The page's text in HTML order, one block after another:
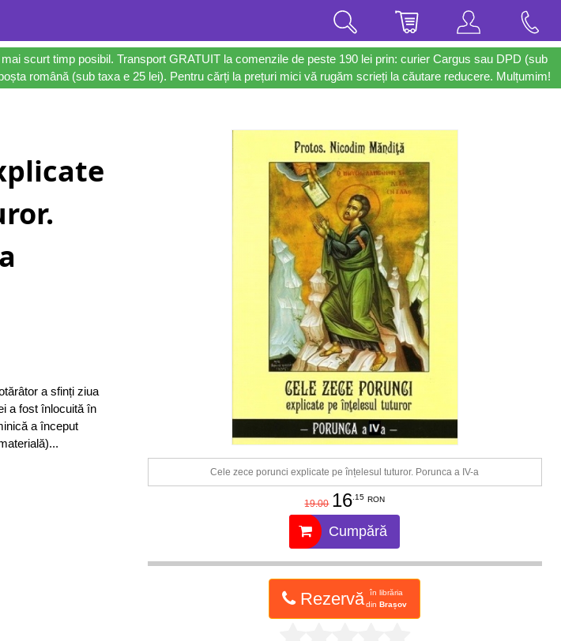
scurt timp posibil. Transport GRATUIT la comenzile de peste 190 lei prin: curier Cargus sau DPD (sub
română (sub taxa e 25 lei). Pentru cărți la prețuri mici vă rugăm scrieți la căutare reducere. Mulțumim!
a sfinți ziua
a fost înlocuită în
a început
Cele zece porunci explicate pe înțelesul tuturor. Porunca a IV-a
19.00 16 .15 RON
Cumpără
Rezervă
în librăria
dinBrașov